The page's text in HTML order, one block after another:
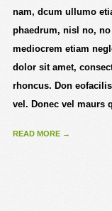
nam, dcum ullumo
phaedrum, nisl no,
mediocrem etiam
dolor sit amet,
rhoncus. Don
vel. Donec vel maurs
READ MORE →